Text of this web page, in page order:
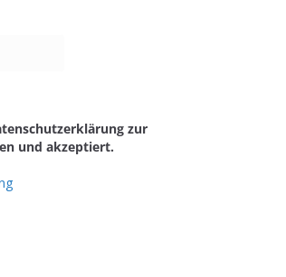
zur
und akzeptiert.